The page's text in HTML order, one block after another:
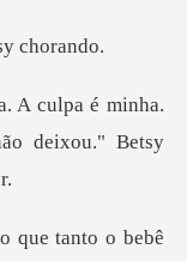
minha.
deix
ê